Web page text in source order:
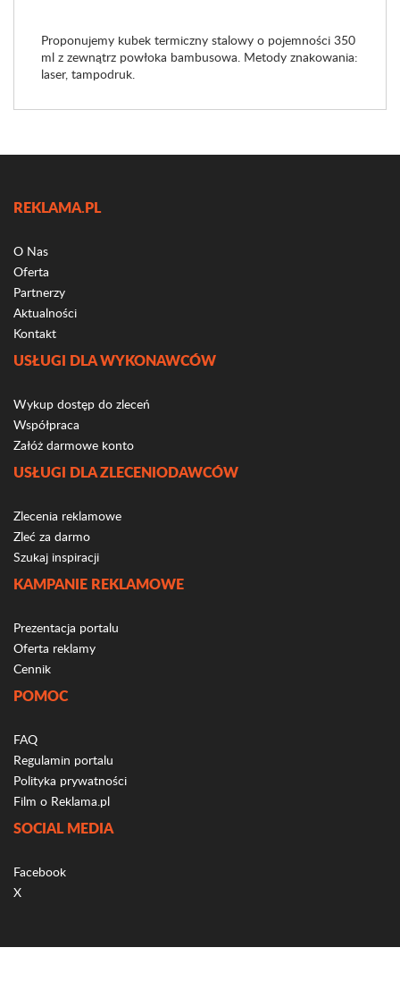
Proponujemy kubek termiczny stalowy o pojemności 350
ml z zewnątrz powłoka bambusowa. Metody znakowania:
laser, tampodruk.
REKLAMA.PL
O Nas
Oferta
Partnerzy
Aktualności
Kontakt
USŁUGI DLA WYKONAWCÓW
Wykup dostęp do zleceń
Współpraca
Załóż darmowe konto
USŁUGI DLA ZLECENIODAWCÓW
Zlecenia reklamowe
Zleć za darmo
Szukaj inspiracji
KAMPANIE REKLAMOWE
Prezentacja portalu
Oferta reklamy
Cennik
POMOC
FAQ
Regulamin portalu
Polityka prywatności
Film o Reklama.pl
SOCIAL MEDIA
Facebook
X